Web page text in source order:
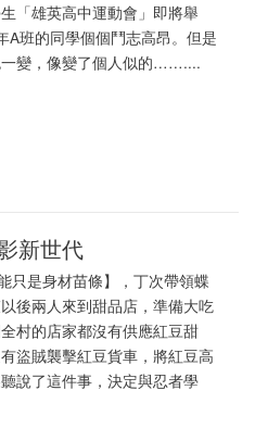
「雄英高中運動會」即將舉
A班的同學個個鬥志高昂。但是
變，像變了個人似的……....
新世代
只是身材苗條】，丁次帶領蝶
後兩人來到甜品店，準備大吃
村的店家都沒有供應紅豆甜
盜賊襲擊紅豆貨車，將紅豆高
說了這件事，決定與忍者學